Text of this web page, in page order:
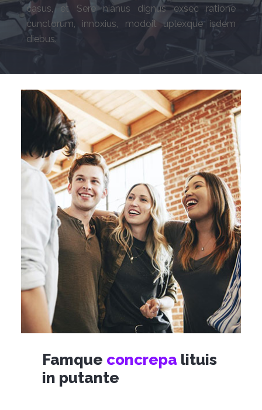
casus, et Sere nianus dignus exsec ratione
cunctorum, innoxius, modoit uplexque isdem
diebus.
Famque concrepa lituis
in putante